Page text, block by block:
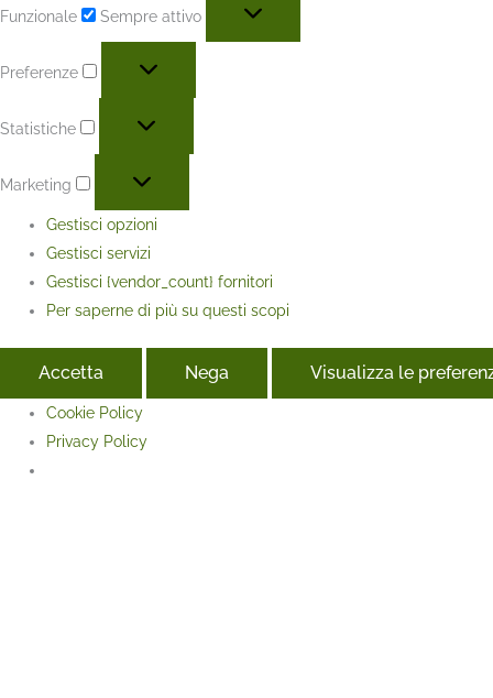
Funzionale Sempre attivo
Preferenze
Statistiche
Marketing
Gestisci opzioni
Gestisci servizi
Gestisci {vendor_count} fornitori
Per saperne di più su questi scopi
Accetta Nega Visualizza le
Cookie Policy
Privacy Policy